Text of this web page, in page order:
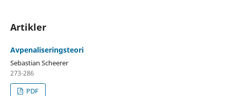
Artikler
Avpenaliseringsteori
Sebastian Scheerer
273-286
PDF